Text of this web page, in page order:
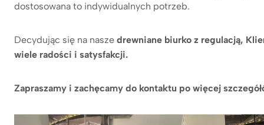
dostosowana to indywidualnych potrzeb.
Decydując się na nasze drewniane biurko z regulacją,
wiele radości i satysfakcji.
Zapraszamy i zachęcamy do kontaktu po więcej